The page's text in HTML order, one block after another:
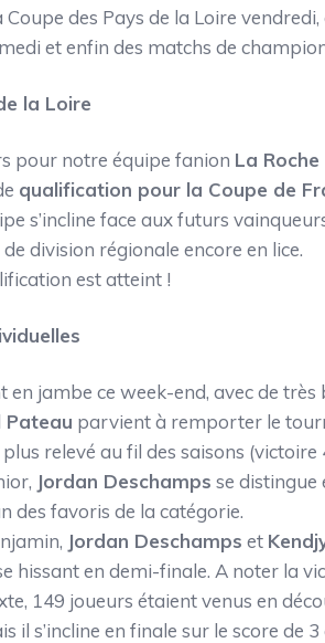
des Pays de la Loire
et enfin des matchs de
la Loire
pour notre équipe fanion La
qualification pour la Coupe de
s’incline face aux futurs
division régionale encore en lice.
est atteint !
en jambe ce week-end, avec de
Pateau parvient à remporter le
relevé au fil des saisons
Jordan Deschamps se distingue
des favoris de la catégorie.
Jordan Deschamps et
hissant en demi-finale. A noter la
149 joueurs étaient venus en
il s’incline en finale sur le score de